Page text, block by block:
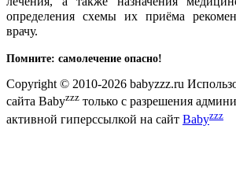
определения схемы их приёма
врачу.
Помните: самолечение опасно!
Copyright © 2010-2026 babyzzz.ru
сайта Babyzzz только с разрешения
активной гиперссылкой на сайт Babyzzz